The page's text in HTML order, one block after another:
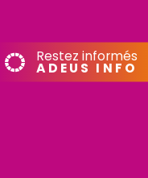
Restez informés
ADEUS INFO